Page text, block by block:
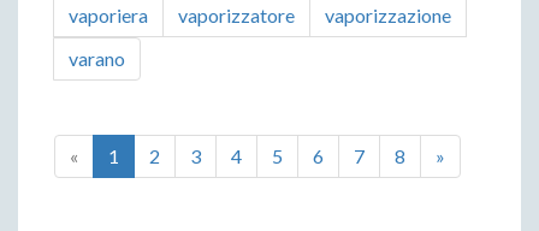
vaporiera
vaporizzatore
vaporizzazione
varano
« 1 2 3 4 5 6 7 8 »